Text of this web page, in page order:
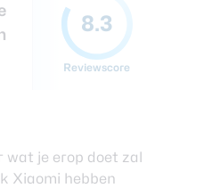
8.3
Reviewscore
wat je erop doet zal
Xiaomi hebben